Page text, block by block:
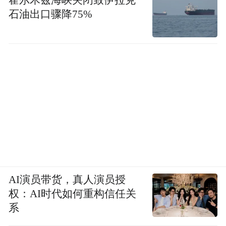
石油出口骤降75%
AI演员带货，真人演员授
权：AI时代如何重构信任关
系